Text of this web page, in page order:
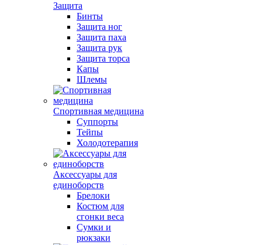
Защита
Бинты
Защита ног
Защита паха
Защита рук
Защита торса
Капы
Шлемы
Спортивная медицина
Суппорты
Тейпы
Холодотерапия
Аксессуары для
единоборств
Брелоки
Костюм для
сгонки веса
Сумки и
рюкзаки